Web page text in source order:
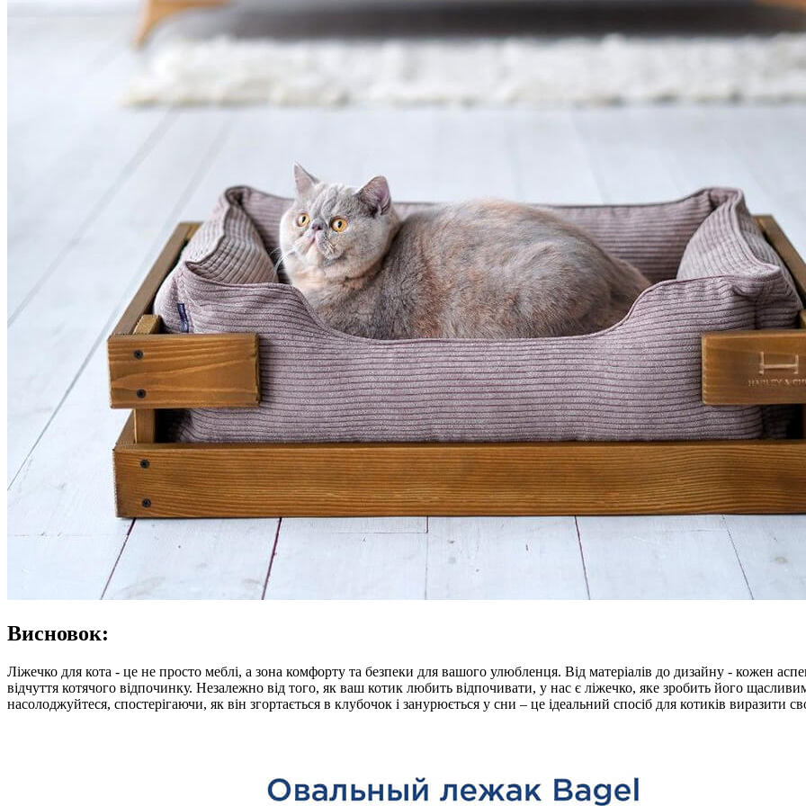
Висновок:
Ліжечко для кота - це не просто меблі, а зона комфорту та безпеки для вашого улюбленця. Від матеріалів до дизайну - кожен
відчуття котячого відпочинку. Незалежно від того, як ваш котик любить відпочивати, у нас є ліжечко, яке зробить його
насолоджуйтеся, спостерігаючи, як він згортається в клубочок і занурюється у сни – це ідеальний спосіб для котиків виразити